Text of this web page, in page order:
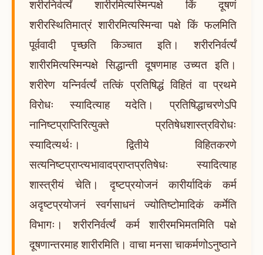
शरीरनिर्वर्त्यं शारीरमित्यस्मिन्पक्षे किं दूषणं
शरीरस्थितिमात्रं शारीरमित्यस्मिन्वा पक्षे किं फलमिति
पूर्ववादी पृच्छति किञ्चात इति। शरीरनिर्वर्त्यं
शारीरमित्यस्मिन्पक्षे सिद्धान्ती दूषणमाह उच्यत इति।
शरीरेण यन्निर्वर्त्यं तत्किं प्रतिषिद्धं विहितं वा प्रथमे
विरोधः स्यादित्याह यदेति। प्रतिषिद्धाचरणेऽपि
नानिष्टप्राप्तिरित्युक्ते प्रतिषेधशास्त्रविरोधः
स्यादित्यर्थः। द्वितीये विहितकरणे
सत्यनिष्टप्राप्त्यभावादप्राप्तप्रतिषेधः स्यादित्याह
शास्त्रीयं चेति। दृष्टप्रयोजनं कारीर्यादिकं कर्म
अदृष्टप्रयोजनं स्वर्गसाधनं ज्योतिष्टोमादिकं कर्मेति
विभागः। शरीरनिर्वर्त्यं कर्म शारीरमभिमतमिति पक्षे
दूषणान्तरमाह शारीरमिति। वाचा मनसा चाकर्मणोऽनुष्ठाने